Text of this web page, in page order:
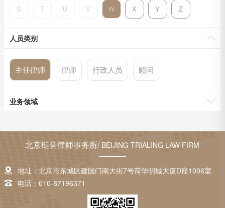
S T U V W X Y Z
人员类别
主任律师 律师 行政人员 顾问
业务领域
北京槌音律师事务所/ BEIJING TRIALING LAW FIRM
地址：北京市东城区建国门南大街7号荷华明城大厦D座1006室
电话：010-87196371